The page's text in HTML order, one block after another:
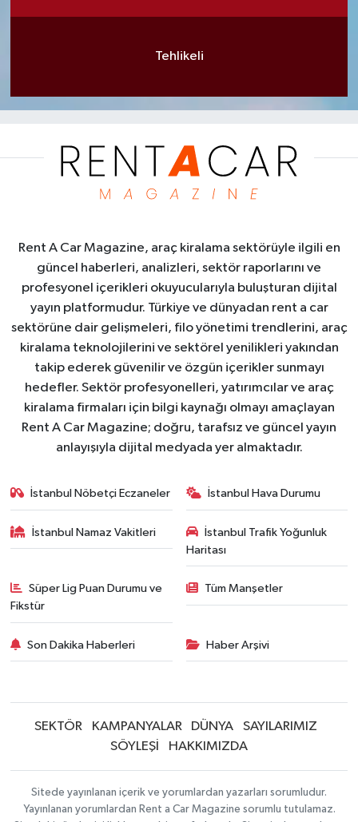
Tehlikeli
Rent A Car Magazine, araç kiralama sektörüyle ilgili en
güncel haberleri, analizleri, sektör raporlarını ve
profesyonel içerikleri okuyucularıyla buluşturan dijital
yayın platformudur. Türkiye ve dünyadan rent a car
sektörüne dair gelişmeleri, filo yönetimi trendlerini, araç
kiralama teknolojilerini ve sektörel yenilikleri yakından
takip ederek güvenilir ve özgün içerikler sunmayı
hedefler. Sektör profesyonelleri, yatırımcılar ve araç
kiralama firmaları için bilgi kaynağı olmayı amaçlayan
Rent A Car Magazine; doğru, tarafsız ve güncel yayın
anlayışıyla dijital medyada yer almaktadır.
İstanbul Nöbetçi Eczaneler İstanbul Hava Durumu
İstanbul Namaz Vakitleri
İstanbul Trafik Yoğunluk
Haritası
Süper Lig Puan Durumu ve
Fikstür
Tüm Manşetler
Son Dakika Haberleri Haber Arşivi
SEKTÖR KAMPANYALAR DÜNYA
SAYILARIMIZ
SÖYLEŞİ
HAKKIMIZDA
Sitede yayınlanan içerik ve yorumlardan yazarları sorumludur.
Yayınlanan yorumlardan Rent a Car Magazine sorumlu tutulamaz.